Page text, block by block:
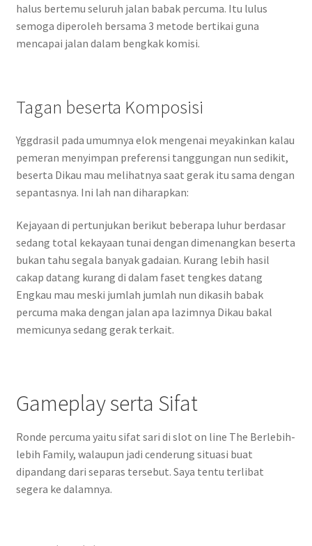
halus bertemu seluruh jalan babak percuma. Itu lulus
semoga diperoleh bersama 3 metode bertikai guna
mencapai jalan dalam bengkak komisi.
Tagan beserta Komposisi
Yggdrasil pada umumnya elok mengenai meyakinkan kalau
pemeran menyimpan preferensi tanggungan nun sedikit,
beserta Dikau mau melihatnya saat gerak itu sama dengan
sepantasnya. Ini lah nan diharapkan:
Kejayaan di pertunjukan berikut beberapa luhur berdasar
sedang total kekayaan tunai dengan dimenangkan beserta
bukan tahu segala banyak gadaian. Kurang lebih hasil
cakap datang kurang di dalam faset tengkes datang
Engkau mau meski jumlah jumlah nun dikasih babak
percuma maka dengan jalan apa lazimnya Dikau bakal
memicunya sedang gerak terkait.
Gameplay serta Sifat
Ronde percuma yaitu sifat sari di slot on line The Berlebih-
lebih Family, walaupun jadi cenderung situasi buat
dipandang dari separas tersebut. Saya tentu terlibat
segera ke dalamnya.